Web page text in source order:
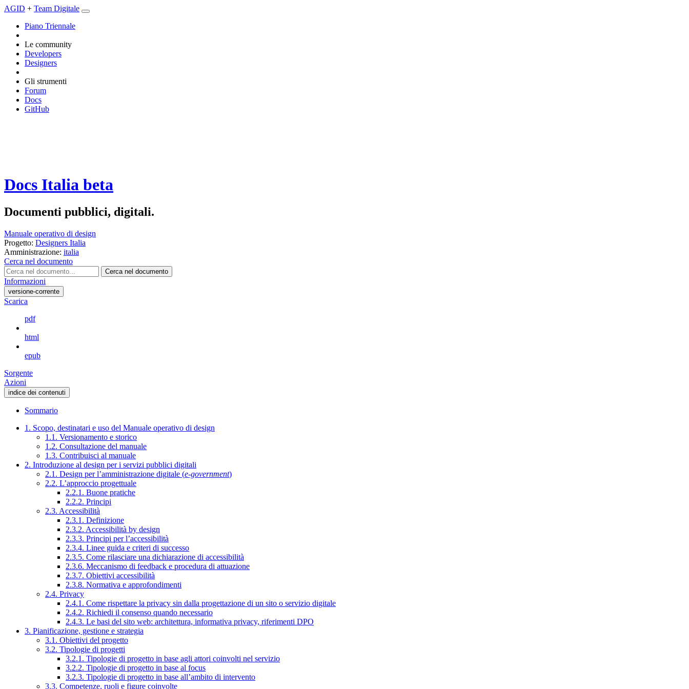
AGID + Team Digitale
Piano Triennale
Le community
Developers
Designers
Gli strumenti
Forum
Docs
GitHub
Docs Italia beta
Documenti pubblici, digitali.
Manuale operativo di design
Progetto: Designers Italia
Amministrazione: italia
Cerca nel documento
Cerca nel documento
Informazioni
versione-corrente
Scarica
pdf
html
epub
Sorgente
Azioni
indice dei contenuti
Sommario
1. Scopo, destinatari e uso del Manuale operativo di design
1.1. Versionamento e storico
1.2. Consultazione del manuale
1.3. Contribuisci al manuale
2. Introduzione al design per i servizi pubblici digitali
2.1. Design per l’amministrazione digitale (e-government)
2.2. L’approccio progettuale
2.2.1. Buone pratiche
2.2.2. Principi
2.3. Accessibilità
2.3.1. Definizione
2.3.2. Accessibilità by design
2.3.3. Principi per l’accessibilità
2.3.4. Linee guida e criteri di successo
2.3.5. Come rilasciare una dichiarazione di accessibilità
2.3.6. Meccanismo di feedback e procedura di attuazione
2.3.7. Obiettivi accessibilità
2.3.8. Normativa e approfondimenti
2.4. Privacy
2.4.1. Come rispettare la privacy sin dalla progettazione di un sito o servizio digitale
2.4.2. Richiedi il consenso quando necessario
2.4.3. Le basi del sito web: architettura, informativa privacy, riferimenti DPO
3. Pianificazione, gestione e strategia
3.1. Obiettivi del progetto
3.2. Tipologie di progetti
3.2.1. Tipologie di progetto in base agli attori coinvolti nel servizio
3.2.2. Tipologie di progetto in base al focus
3.2.3. Tipologie di progetto in base all’ambito di intervento
3.3. Competenze, ruoli e figure coinvolte